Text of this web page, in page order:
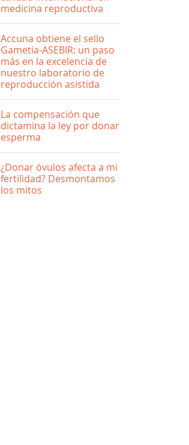
medicina reproductiva
Accuna obtiene el sello
Gametia-ASEBIR: un paso
más en la excelencia de
nuestro laboratorio de
reproducción asistida
La compensación que
dictamina la ley por donar
esperma
¿Donar óvulos afecta a mi
fertilidad? Desmontamos
los mitos